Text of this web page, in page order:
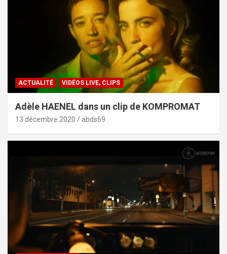
ACTUALITÉ VIDÉOS LIVE, CLIPS
Adèle HAENEL dans un clip de KOMPROMAT
13 décembre 2020 abds69